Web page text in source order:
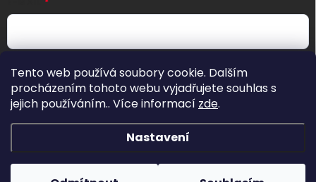
Tento web používá soubory cookie. Dalším
procházením tohoto webu vyjadřujete souhlas s
jejich používáním.. Více informací zde.
Nastavení
Vložením e-mailu souhlasíte spodmínkami ochrany
osobních údajů
Přihlásit se
Copyright 2026 Pinkie originals s.r.o. . Všechna práva vyhrazena.